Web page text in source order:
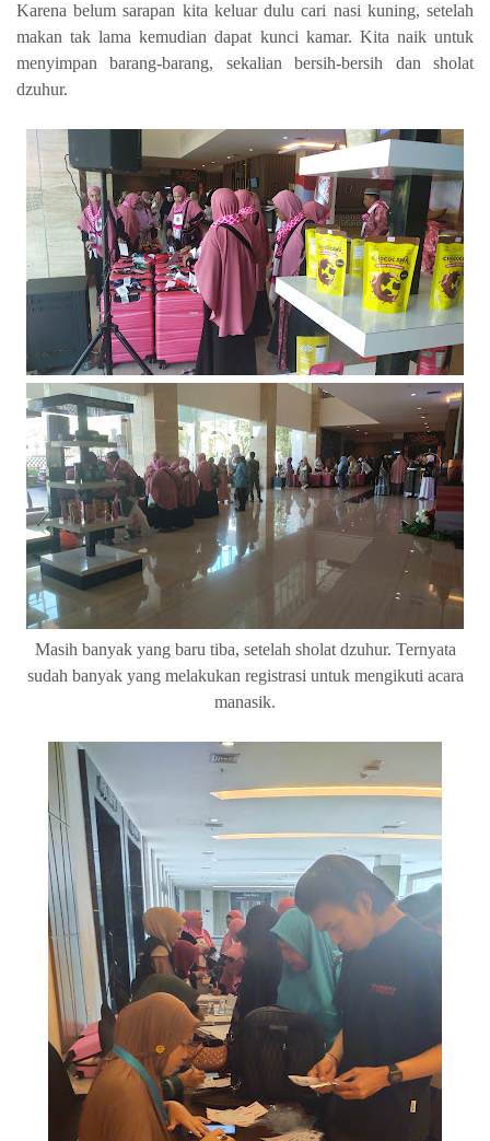
Karena belum sarapan kita keluar dulu cari nasi kuning, setelah
makan tak lama kemudian dapat kunci kamar. Kita naik untuk
menyimpan barang-barang, sekalian bersih-bersih dan sholat
dzuhur.
Masih banyak yang baru tiba, setelah sholat dzuhur. Ternyata
sudah banyak yang melakukan registrasi untuk mengikuti acara
manasik.